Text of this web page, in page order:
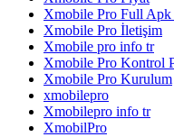
Xmobile Pro Full
Xmobile Pro İletişim
Xmobile pro info tr
Xmobile Pro Kontrol
Xmobile Pro Kurulum
xmobilepro
Xmobilepro info tr
XmobilPro